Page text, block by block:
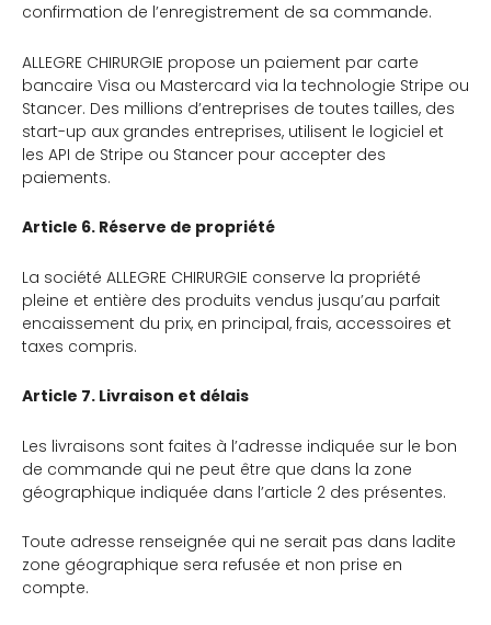
confirmation de l’enregistrement de sa commande.
ALLEGRE CHIRURGIE propose un paiement par carte
bancaire Visa ou Mastercard via la technologie Stripe ou
Stancer. Des millions d’entreprises de toutes tailles, des
start-up aux grandes entreprises, utilisent le logiciel et
les API de Stripe ou Stancer pour accepter des
paiements.
Article 6. Réserve de propriété
La société ALLEGRE CHIRURGIE conserve la propriété
pleine et entière des produits vendus jusqu’au parfait
encaissement du prix, en principal, frais, accessoires et
taxes compris.
Article 7. Livraison et délais
Les livraisons sont faites à l’adresse indiquée sur le bon
de commande qui ne peut être que dans la zone
géographique indiquée dans l’article 2 des présentes.
Toute adresse renseignée qui ne serait pas dans ladite
zone géographique sera refusée et non prise en
compte.